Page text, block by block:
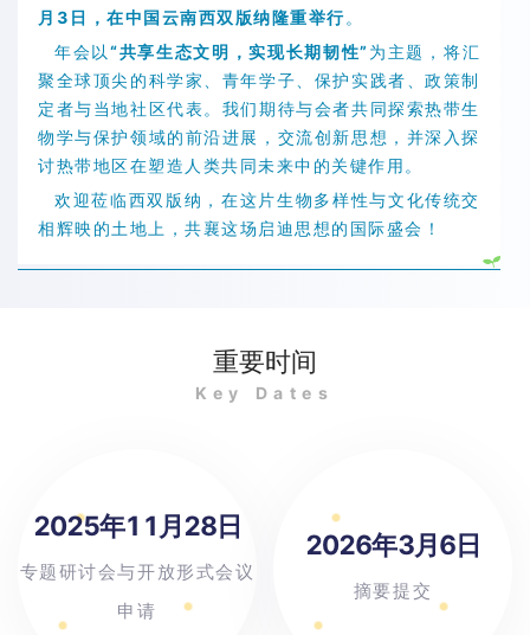
月3日，在中国云南西双版纳隆重举行。
年会以“共享生态文明，实现长期韧性”为主题，将汇
聚全球顶尖的科学家、青年学子、保护实践者、政策制
定者与当地社区代表。我们期待与会者共同探索热带生
物学与保护领域的前沿进展，交流创新思想，并深入探
讨热带地区在塑造人类共同未来中的关键作用。
欢迎莅临西双版纳，在这片生物多样性与文化传统交
相辉映的土地上，共襄这场启迪思想的国际盛会！
重要时间
Key Dates
2025年11月28日
专题研讨会与开放形式会议
申请
2026年3月6日
摘要提交